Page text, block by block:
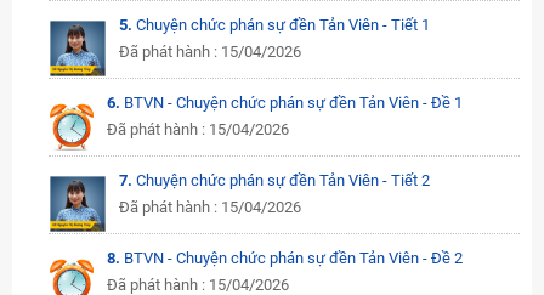
5. Chuyện chức phán sự đền Tản Viên - Tiết 1
Đã phát hành : 15/04/2026
6. BTVN - Chuyện chức phán sự đền Tản Viên - Đề 1
Đã phát hành : 15/04/2026
7. Chuyện chức phán sự đền Tản Viên - Tiết 2
Đã phát hành : 15/04/2026
8. BTVN - Chuyện chức phán sự đền Tản Viên - Đề 2
Đã phát hành : 15/04/2026